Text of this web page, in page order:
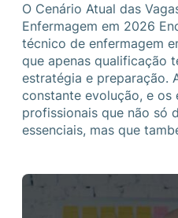
O Cenário Atual das
Enfermagem em 2026
técnico de enfermagem
que apenas qualificação
estratégia e preparação.
constante evolução, e os
profissionais que não só
essenciais, mas que